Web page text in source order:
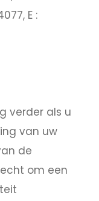
E :
verder als u
van uw
de
om een